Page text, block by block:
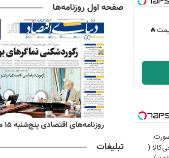
(
صفحه اول روزنامه‌ها
روزنامه‌های اقتصادی پنج‌شنبه ۱۵ مرداد ۱۴۰۵
تبلیغات